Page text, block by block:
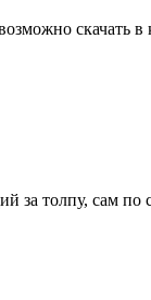
скачать в
за толпу, сам по